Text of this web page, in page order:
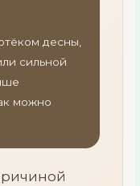
десны,
сильной
можно